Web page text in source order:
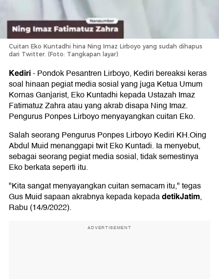
Cuitan Eko Kuntadhi hina Ning Imaz Lirboyo yang sudah dihapus
dari Twitter. (Foto: Tangkapan layar)
Kediri-Pondok Pesantren Lirboyo, Kediri bereaksi keras
soal hinaan pegiat media sosial yang juga Ketua Umum
Kornas Ganjarist, Eko Kuntadhi kepada Ustazah Imaz
Fatimatuz Zahra atau yang akrab disapa Ning Imaz.
Pengurus Ponpes Lirboyo menyayangkan cuitan Eko.
Salah seorang Pengurus Ponpes Lirboyo Kediri KH.Oing
Abdul Muid menanggapi twit Eko Kuntadi. Ia menyebut,
sebagai seorang pegiat media sosial, tidak semestinya
Eko berkata seperti itu.
"Kita sangat menyayangkan cuitan semacam itu," tegas
Gus Muid sapaan akrabnya kepada kepadadetikJatim,
Rabu (14/9/2022).
ADVERTISEMENT